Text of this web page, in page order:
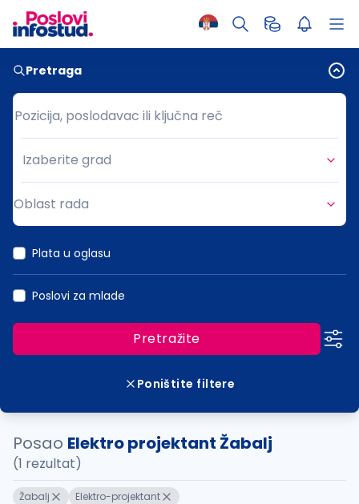
Pretraga
Pozicija, poslodavac ili ključna reč
Pozicija, poslodavac ili ključna reč
Grad
Izaberite grad
Oblast rada
Plata u oglasu
Poslovi za mlade
Pretražite
Poništite filtere
Posao Elektro projektant Žabalj
(1 rezultat)
Žabalj Elektro-projektant